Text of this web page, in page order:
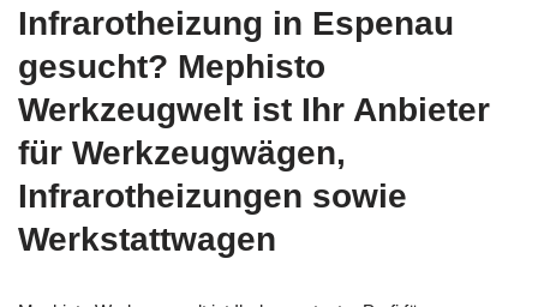
Infrarotheizung in Espenau
gesucht? Mephisto
Werkzeugwelt ist Ihr Anbieter
für Werkzeugwägen,
Infrarotheizungen sowie
Werkstattwagen